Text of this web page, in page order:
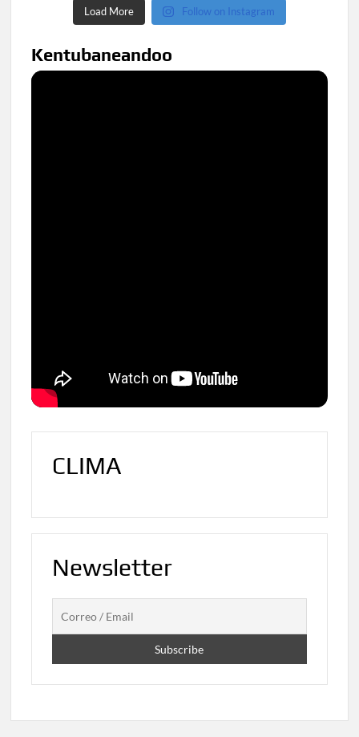
Load More Follow on Instagram
Kentubaneandoo
CLIMA
Newsletter